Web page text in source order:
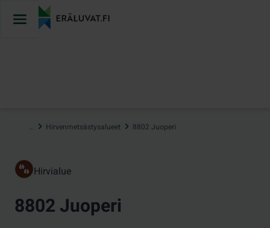
sisältöön
… Hirvenmetsästysalueet 8802 Juoperi
Hirvialue
8802 Juoperi